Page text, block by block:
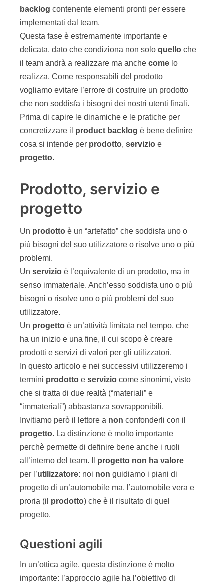
backlog contenente elementi pronti per essere
implementati dal team.
Questa fase è estremamente importante e
delicata, dato che condiziona non solo quello che
il team andrà a realizzare ma anche come lo
realizza. Come responsabili del prodotto
vogliamo evitare l’errore di costruire un prodotto
che non soddisfa i bisogni dei nostri utenti finali.
Prima di capire le dinamiche e le pratiche per
concretizzare il product backlog è bene definire
cosa si intende per prodotto, servizio e
progetto.
Prodotto, servizio e
progetto
Un prodotto è un “artefatto” che soddisfa uno o
più bisogni del suo utilizzatore o risolve uno o più
problemi.
Un servizio è l’equivalente di un prodotto, ma in
senso immateriale. Anch’esso soddisfa uno o più
bisogni o risolve uno o più problemi del suo
utilizzatore.
Un progetto è un’attività limitata nel tempo, che
ha un inizio e una fine, il cui scopo è creare
prodotti e servizi di valori per gli utilizzatori.
In questo articolo e nei successivi utilizzeremo i
termini prodotto e servizio come sinonimi, visto
che si tratta di due realtà (“materiali” e
“immateriali”) abbastanza sovrapponibili.
Invitiamo però il lettore a non confonderli con il
progetto. La distinzione è molto importante
perchè permette di definire bene anche i ruoli
all’interno del team. Il progetto non ha valore
per l’utilizzatore: noi non guidiamo i piani di
progetto di un’automobile ma, l’automobile vera e
proria (il prodotto) che è il risultato di quel
progetto.
Questioni agili
In un’ottica agile, questa distinzione è molto
importante: l’approccio agile ha l’obiettivo di